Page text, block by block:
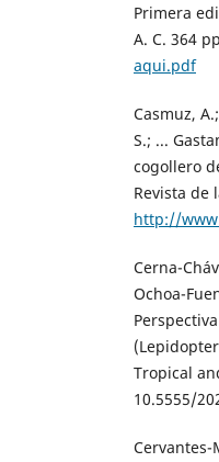
Primera
A. C. 364
aqui.pdf
Casmuz,
S.; ...
cogollero
Revista de
http://
Cerna-
Ochoa-
Tropical
10.5555/
Cervantes-